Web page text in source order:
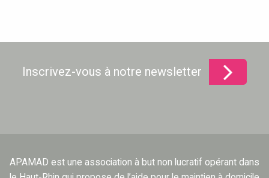
Inscrivez-vous à notre newsletter
APAMAD est une association à but non lucratif opérant dans